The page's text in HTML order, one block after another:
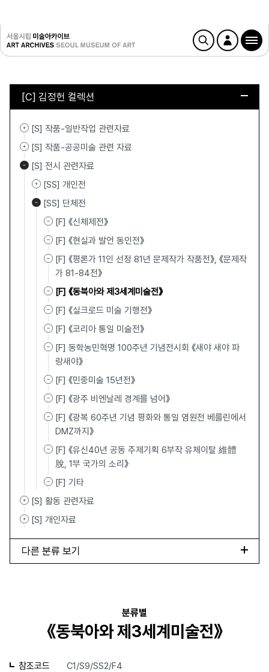
[C] 김정헌 컬렉션
[S] 작품-일반작업 관련자료
[S] 작품-공공미술 관련 자료
[S] 전시 관련자료
[SS] 개인전
[SS] 단체전
[F] 《신체제전》
[F] 《현실과 발언 동인전》
[F] 《평론가 11인 선정 81년 문제작가 작품전》, 《문제작
가 81-84전》
[F] 《동북아와 제3세계미술전》
[F] 《실크로드 미술 기행전》
[F] 《코리아 통일 미술전》
[F] 동학농민혁명 100주년 기념전시회 《새야 새야 파
랑새야》
[F] 《민중미술 15년전》
[F] 《광주 비엔날레 경계를 넘어》
[F] 《광복 60주년 기념 평화와 통일 염원전 베를린에서
DMZ까지》
[F] 《유신40년 공동 주제기획 6부작 유체이탈 維體離
脫, 1부 국가의 소리》
[F] 기타
[S] 활동 관련자료
[S] 개인자료
다른 분류 보기
분류별
《동북아와 제3세계미술전》
참조코드 C1/S9/SS2/F4